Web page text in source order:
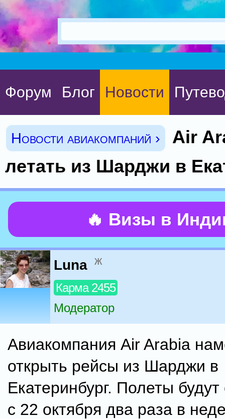
Форум Блог Новости
Новости авиакомпаний ›
Air
летать из Шарджи в
🔥 Визы в
Luna ж
Карма 2455
Модератор
Авиакомпания Air Arabia
открыть рейсы из Шарджи в
Екатеринбург. Полеты
с 22 октября два раза в